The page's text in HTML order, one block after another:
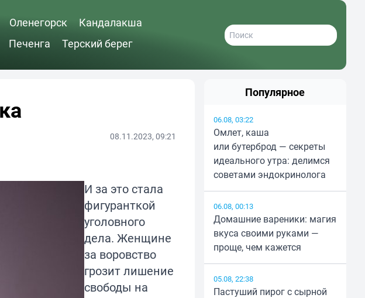
Оленегорск
Кандалакша
Печенга Терский берег
08.11.2023, 09:21
И за это стала
фигуранткой
уголовного
дела. Женщине
за воровство
грозит лишение
свободы на
Популярное
06.08, 03:22
Омлет, каша
или бутерброд — секреты
идеального утра: делимся
советами эндокринолога
06.08, 00:13
Домашние вареники: магия
вкуса своими руками —
проще, чем кажется
05.08, 22:38
Пастуший пирог с сырной